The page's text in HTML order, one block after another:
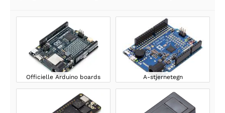
Officielle Arduino boards A-stjernetegn